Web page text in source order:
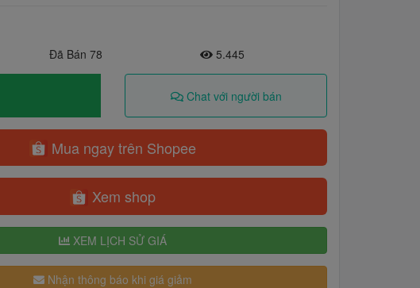
Đã Bán 78 5.445
Chat với người bán
Mua ngay trên Shopee
Xem shop
XEM LỊCH SỬ GIÁ
Nhận thông báo khi giá giảm